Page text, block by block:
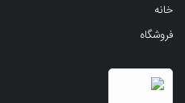
خانه
فروشگاه